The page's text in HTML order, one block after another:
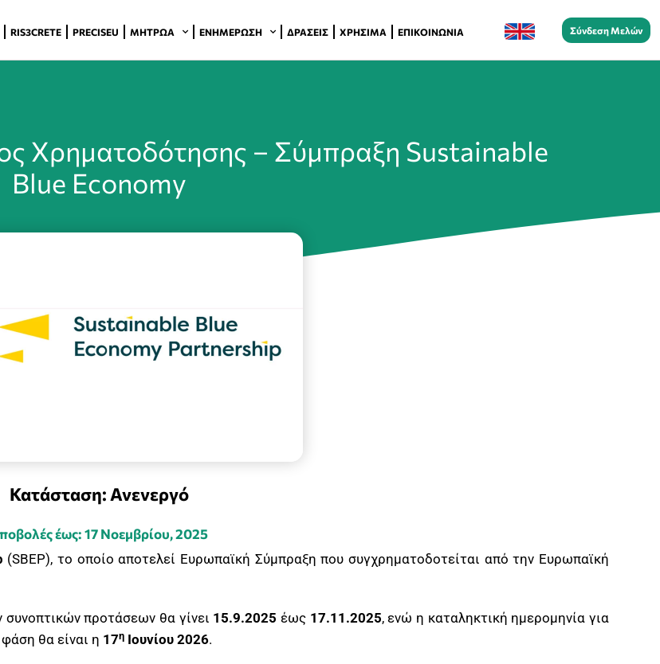
RIS3CRETE PRECISEU ΜΗΤΡΏΑ ΕΝΗΜΈΡΩΣΗ ΔΡΆΣΕΙΣ ΧΡΉΣΙΜΑ ΕΠΙΚΟΙΝΩΝΊΑ Σύνδεση Μελών
Χρηματοδότησης – Σύμπραξη Sustainable
Blue Economy
Κατάσταση: Ανενεργό
έως: 17 Νοεμβρίου, 2025
(SBEP), το οποίο αποτελεί Ευρωπαϊκή Σύμπραξη που συγχρηματοδοτείται από την Ευρωπαϊκή
προτάσεων θα γίνει 15.9.2025 έως 17.11.2025, ενώ η καταληκτική ημερομηνία για
θα είναι η 17η Ιουνίου 2026.